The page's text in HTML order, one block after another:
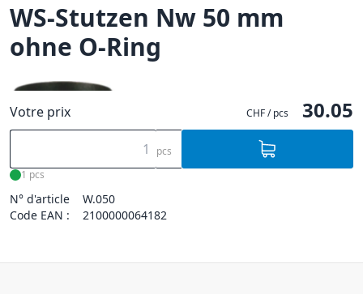
WS-Stutzen Nw 50 mm
ohne O-Ring
Votre prix CHF / pcs 30.05
pcs
1 pcs
N° d'article
W.050
Code EAN :
2100000064182